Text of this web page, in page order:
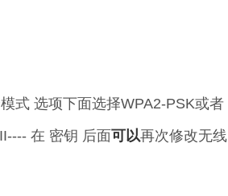
式 选项下面选择WPA2-PSK或者
在 密钥 后面可以再次修改无线